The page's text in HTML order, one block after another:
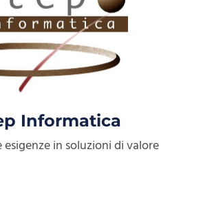
Informatica
esigenze in soluzioni di valore